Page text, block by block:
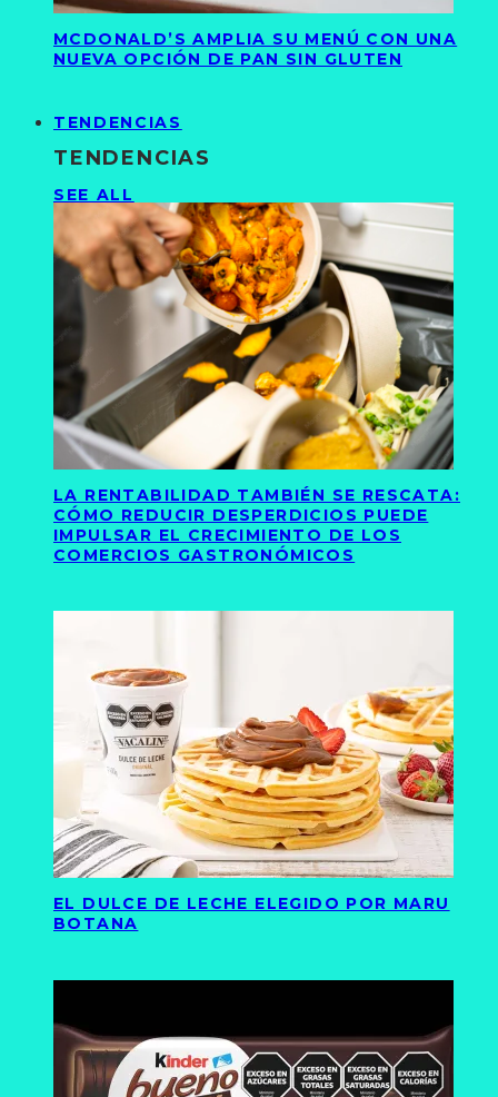
MCDONALD’S AMPLIA SU MENÚ CON UNA
NUEVA OPCIÓN DE PAN SIN GLUTEN
TENDENCIAS
TENDENCIAS
SEE ALL
LA RENTABILIDAD TAMBIÉN SE RESCATA:
CÓMO REDUCIR DESPERDICIOS PUEDE
IMPULSAR EL CRECIMIENTO DE LOS
COMERCIOS GASTRONÓMICOS
EL DULCE DE LECHE ELEGIDO POR MARU
BOTANA